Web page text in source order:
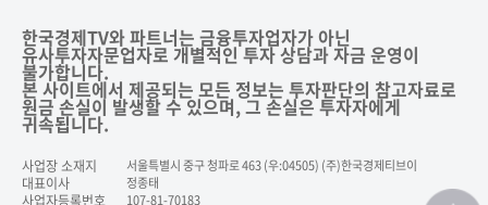
한국경제TV와 파트너는 금융투자업자가 아닌
유사투자자문업자로 개별적인 투자 상담과 자금 운영이
불가합니다.
본 사이트에서 제공되는 모든 정보는 투자판단의 참고자료로
원금 손실이 발생할 수 있으며, 그 손실은 투자자에게
귀속됩니다.
사업장 소재지 서울특별시 중구 청파로 463 (우:04505) (주)한국경제티브이
대표이사 정종태
사업자등록번호 107-81-70183